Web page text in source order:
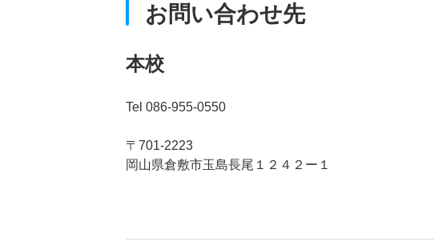
お問い合わせ先
本校
Tel 086-955-0550
〒701-2223
岡山県倉敷市玉島長尾１２４２ー１